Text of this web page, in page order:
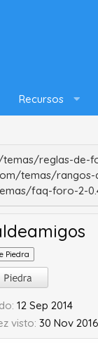
Recursos
reglas-de-
temas/rangos-
faq-foro-2-
Piedra
12 Sep 2014
visto 30 Nov 2016